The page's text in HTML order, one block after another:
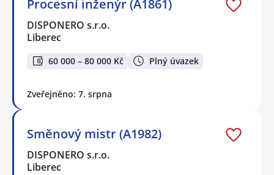
Procesní inženýr (A1861)
DISPONERO s.r.o.
Liberec
60 000 – 80 000 Kč Plný úvazek
Zveřejněno: 7. srpna
Směnový mistr (A1982)
DISPONERO s.r.o.
Liberec